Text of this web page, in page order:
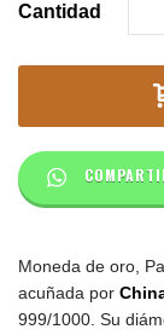
Cantidad
Moneda de oro,
acuñada por
999/1000. Su